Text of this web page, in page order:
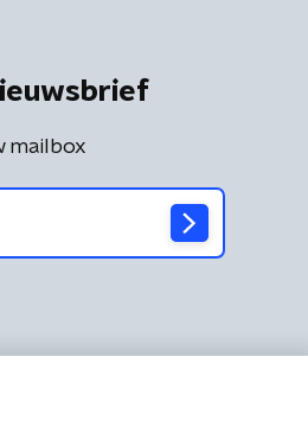
mailbox